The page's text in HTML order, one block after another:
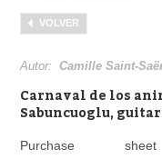
Menu
Biblioteca
VOLVER
Autor:Camille Saint-
Carnaval de los
Sabuncuoglu,
Purchase